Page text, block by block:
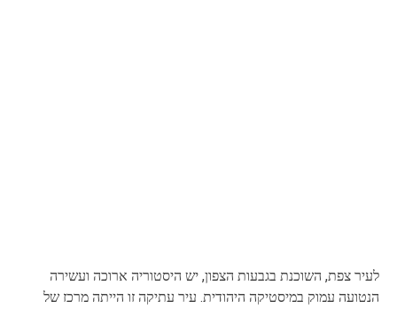
לעיר צפת, השוכנת בגבעות הצפון, יש היסטוריה ארוכה ועשירה
הנטועה עמוק במיסטיקה היהודית. עיר עתיקה זו הייתה מרכז של